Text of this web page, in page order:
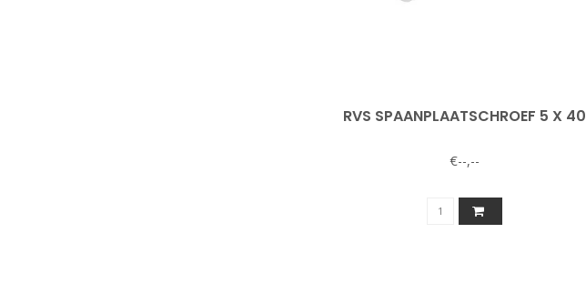
RVS SPAANPLAATSCHROEF 5 X 40
€--,--